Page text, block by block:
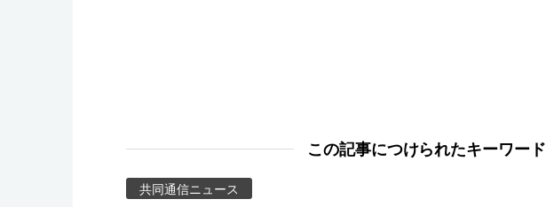
この記事につけられたキーワード
共同通信ニュース